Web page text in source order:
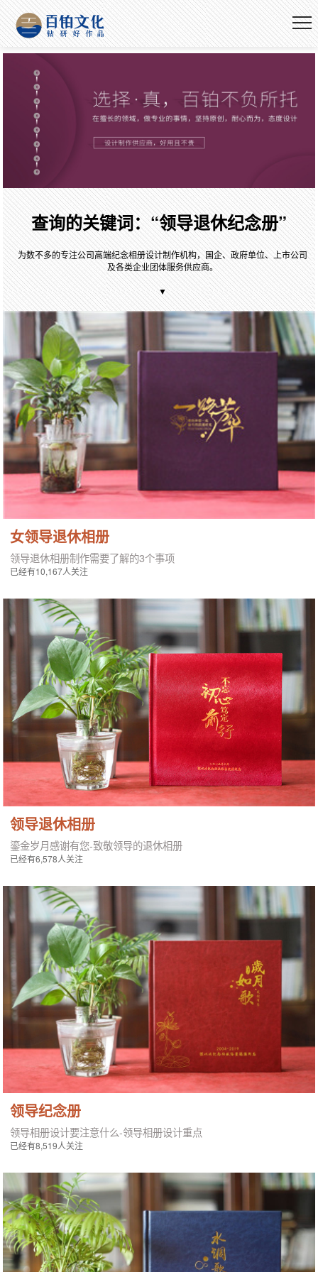
查询的关键词：“领导退休纪念册”
为数不多的专注公司高端纪念相册设计制作机构，国企、政府单位、上市公司
及各类企业团体服务供应商。
▼
女领导退休相册
领导退休相册制作需要了解的3个事项
已经有10,167人关注
领导退休相册
鎏金岁月感谢有您-致敬领导的退休相册
已经有6,578人关注
领导纪念册
领导相册设计要注意什么-领导相册设计重点
已经有8,519人关注